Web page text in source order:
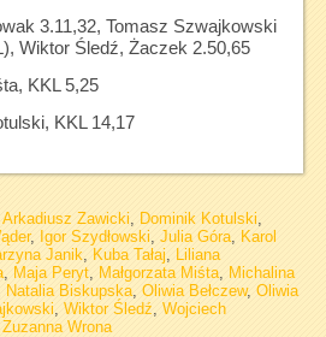
3.11,32, Tomasz Szwajkowski
Wiktor Śledź, Żaczek 2.50,65
KKL 5,25
KKL 14,17
Arkadiusz Zawicki Dominik Kotulski
, Igor Szydłowski Julia Góra, Karol
Janik Kuba Tałaj
Liliana
, Maja Peryt, Małgorzata Miśta, Michalina
Natalia Biskupska, Oliwia Bełczew, Oliwia
Wiktor Śledź Wojciech
Zuzanna Wrona